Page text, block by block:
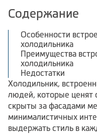
Сравнить
Содержание
Особенности
холодильника
Преимущества
холодильника
Недостатки
Холодильник,
людей, которые ценят
скрыты за фасадами
минималистичных
выдержать стиль в